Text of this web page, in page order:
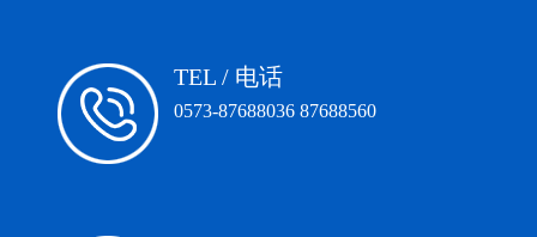
TEL / 电话
0573-87688036 87688560